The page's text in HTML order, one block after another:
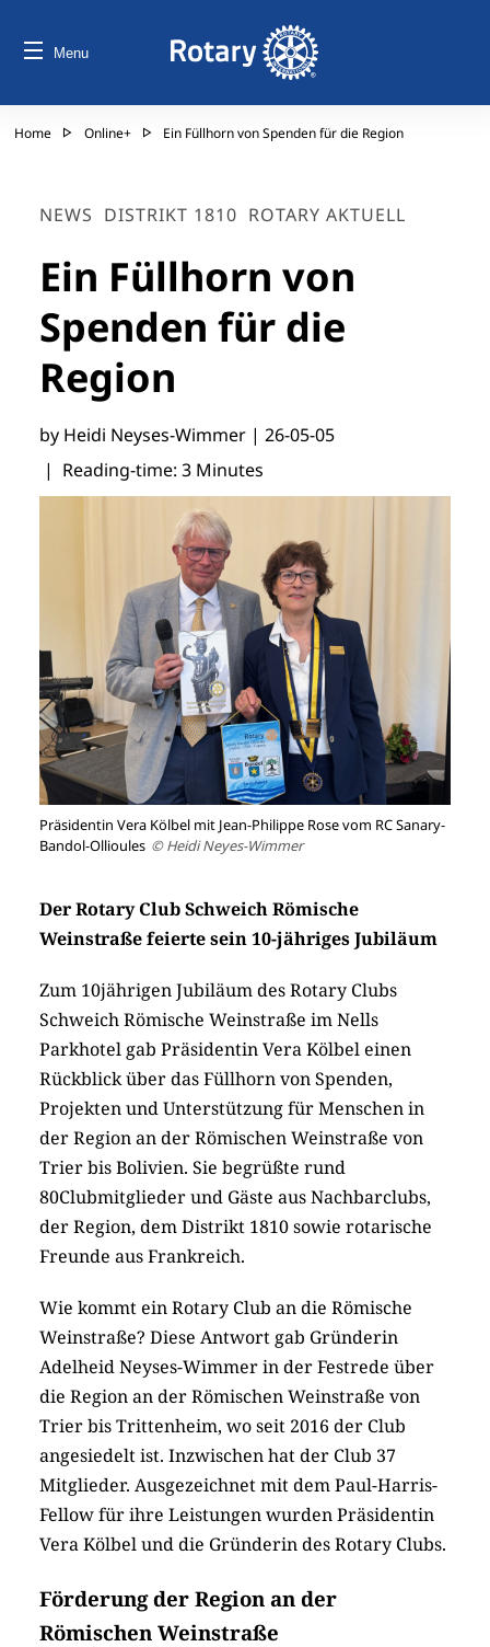
Menu
Home Online+ Ein Füllhorn von Spenden für die Region
NEWS DISTRIKT 1810 ROTARY AKTUELL
Ein Füllhorn von
Spenden für die
Region
by Heidi Neyses-Wimmer | 26-05-05
| Reading-time: 3 Minutes
Präsidentin Vera Kölbel mit Jean-Philippe Rose vom RC Sanary-
Bandol-Ollioules © Heidi Neyes-Wimmer
Der Rotary Club Schweich Römische
Weinstraße feierte sein 10-jähriges Jubiläum
Zum 10jährigen Jubiläum des Rotary Clubs
Schweich Römische Weinstraße im Nells
Parkhotel gab Präsidentin Vera Kölbel einen
Rückblick über das Füllhorn von Spenden,
Projekten und Unterstützung für Menschen in
der Region an der Römischen Weinstraße von
Trier bis Bolivien. Sie begrüßte rund
80Clubmitglieder und Gäste aus Nachbarclubs,
der Region, dem Distrikt 1810 sowie rotarische
Freunde aus Frankreich.
Wie kommt ein Rotary Club an die Römische
Weinstraße? Diese Antwort gab Gründerin
Adelheid Neyses-Wimmer in der Festrede über
die Region an der Römischen Weinstraße von
Trier bis Trittenheim, wo seit 2016 der Club
angesiedelt ist. Inzwischen hat der Club 37
Mitglieder. Ausgezeichnet mit dem Paul-Harris-
Fellow für ihre Leistungen wurden Präsidentin
Vera Kölbel und die Gründerin des Rotary Clubs.
Förderung der Region an der
Römischen Weinstraße